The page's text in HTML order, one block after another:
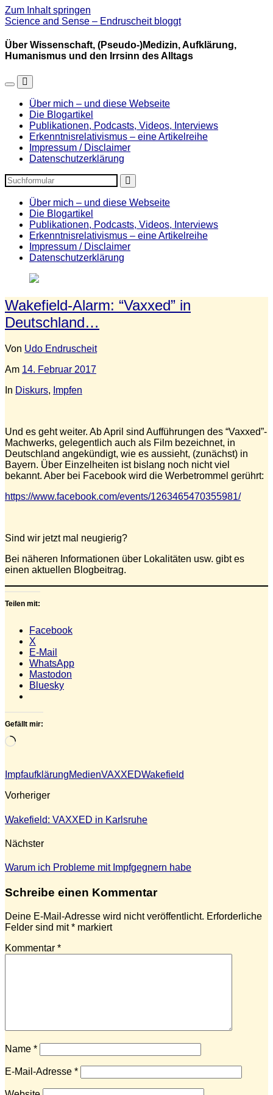
Zum Inhalt springen
Science and Sense – Endruscheit bloggt
Über Wissenschaft, (Pseudo-)Medizin, Aufklärung,
Humanismus und den Irrsinn des Alltags
Mobil-
umschalten
Suchfeld
umschalten
Über mich – und diese Webseite
Die Blogartikel
Publikationen, Podcasts, Videos, Interviews
Erkenntnisrelativismus – eine Artikelreihe
Impressum / Disclaimer
Datenschutzerklärung
Über mich – und diese Webseite
Die Blogartikel
Publikationen, Podcasts, Videos, Interviews
Erkenntnisrelativismus – eine Artikelreihe
Impressum / Disclaimer
Datenschutzerklärung
Wakefield-Alarm: “Vaxxed” in
Deutschland…
Von Udo Endruscheit
Am 14. Februar 2017
In Diskurs, Impfen
Und es geht weiter. Ab April sind Aufführungen des “Vaxxed”-
Machwerks, gelegentlich auch als Film bezeichnet, in
Deutschland angekündigt, wie es aussieht, (zunächst) in
Bayern. Über Einzelheiten ist bislang noch nicht viel
bekannt. Aber bei Facebook wird die Werbetrommel gerührt:
https://www.facebook.com/events/1263465470355981/
Sind wir jetzt mal neugierig?
Bei näheren Informationen über Lokalitäten usw. gibt es
einen aktuellen Blogbeitrag.
Teilen mit:
Facebook
X
E-Mail
WhatsApp
Mastodon
Bluesky
Gefällt mir:
Wird
ImpfaufklärungMedienVAXXEDWakefield
Vorheriger
Wakefield: VAXXED in Karlsruhe
Nächster
Warum ich Probleme mit Impfgegnern habe
Schreibe einen Kommentar
Deine E-Mail-Adresse wird nicht veröffentlicht. Erforderliche
Felder sind mit* markiert
Kommentar *
Name *
E-Mail-Adresse *